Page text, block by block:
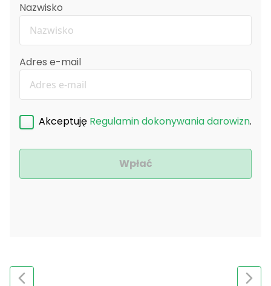
Nazwisko
Adres e-mail
Akceptuję Regulamin dokonywania darowizn.
Wpłać